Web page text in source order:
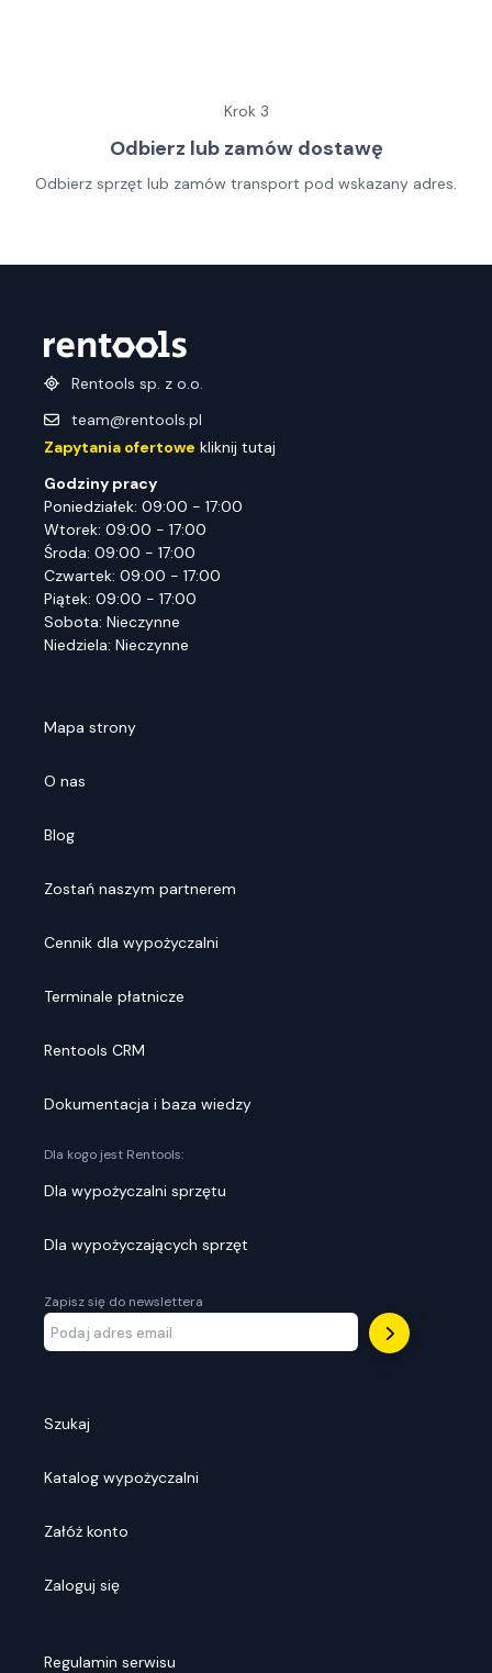
Krok 3
Odbierz lub zamów dostawę
Odbierz sprzęt lub zamów transport pod wskazany adres.
Rentools sp. z o.o.
team@rentools.pl
Zapytania ofertowe kliknij tutaj
Godziny pracy
Poniedziałek: 09:00 - 17:00
Wtorek: 09:00 - 17:00
Środa: 09:00 - 17:00
Czwartek: 09:00 - 17:00
Piątek: 09:00 - 17:00
Sobota: Nieczynne
Niedziela: Nieczynne
Mapa strony
O nas
Blog
Zostań naszym partnerem
Cennik dla wypożyczalni
Terminale płatnicze
Rentools CRM
Dokumentacja i baza wiedzy
Dla kogo jest Rentools:
Dla wypożyczalni sprzętu
Dla wypożyczających sprzęt
Zapisz się do newslettera
Szukaj
Katalog wypożyczalni
Załóż konto
Zaloguj się
Regulamin serwisu